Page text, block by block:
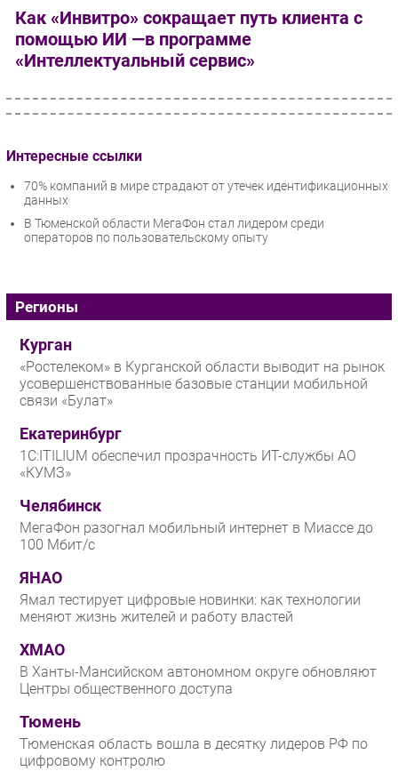
Как «Инвитро» сокращает путь клиента с
помощью ИИ —в программе
«Интеллектуальный сервис»
Интересные ссылки
70% компаний в мире страдают от утечек идентификационных
данных
В Тюменской области МегаФон стал лидером среди
операторов по пользовательскому опыту
Регионы
Курган
«Ростелеком» в Курганской области выводит на рынок
усовершенствованные базовые станции мобильной
связи «Булат»
Екатеринбург
1С:ITILIUM обеспечил прозрачность ИТ-службы АО
«КУМЗ»
Челябинск
МегаФон разогнал мобильный интернет в Миассе до
100 Мбит/с
ЯНАО
Ямал тестирует цифровые новинки: как технологии
меняют жизнь жителей и работу властей
ХМАО
В Ханты-Мансийском автономном округе обновляют
Центры общественного доступа
Тюмень
Тюменская область вошла в десятку лидеров РФ по
цифровому контролю